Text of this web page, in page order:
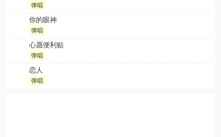
弹唱
你的眼神
弹唱
心愿便利贴
弹唱
恋人
弹唱